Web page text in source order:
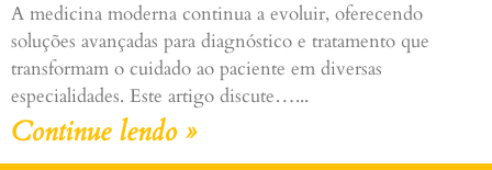
A medicina moderna continua a evoluir, oferecendo
soluções avançadas para diagnóstico e tratamento que
transformam o cuidado ao paciente em diversas
especialidades. Este artigo discute…
Continue lendo »